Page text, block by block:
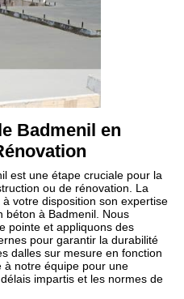
Badmenil en
est une étape cruciale pour la
ou de rénovation. La
votre disposition son expertise
béton à Badmenil. Nous
pointe et appliquons des
pour garantir la durabilité
dalles sur mesure en fonction
à notre équipe pour une
impartis et les normes de